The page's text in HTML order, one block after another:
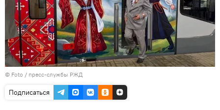
© Foto / пресс-службы РЖД
Подписаться